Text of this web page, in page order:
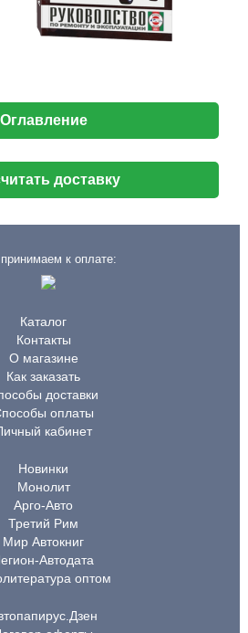
Оглавление
доставку
к оплате:
Каталог
Контакты
О магазине
Как заказать
доставки
оплаты
кабинет
Новинки
Монолит
Арго-Авто
Третий Рим
Мир Автокниг
Автодата
оптом